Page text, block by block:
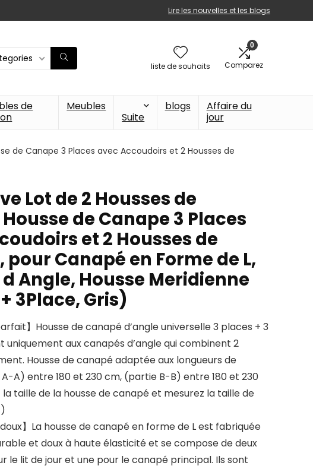
Lire les nouvelles et les blogs
liste de souhaits
0
Comparez
de
Meubles
Suite
blogs
Affaire du
jour
de Canape 3 Places avec Accoudoirs et 2 Housses de
Lot de 2 Housses de
de Canape 3 Places
et 2 Housses de
pour Canapé en Forme de L,
Angle, Housse Meridienne
3Place, Gris)
】Housse de canapé d’angle universelle 3 places + 3
uniquement aux canapés d’angle qui combinent 2
Housse de canapé adaptée aux longueurs de
A) entre 180 et 230 cm, (partie B-B) entre 180 et 230
taille de la housse de canapé et mesurez la taille de
doux】La housse de canapé en forme de L est fabriquée
et doux à haute élasticité et se compose de deux
le lit de jour et une pour le canapé principal. Ils sont